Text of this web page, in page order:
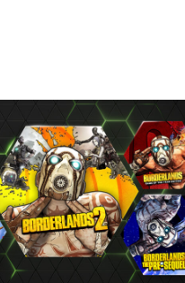
está abrindo as portas do